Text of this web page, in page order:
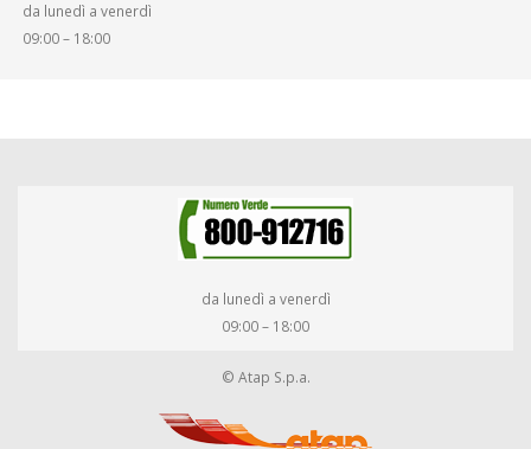
da lunedì a venerdì
09:00 – 18:00
da lunedì a venerdì
09:00 – 18:00
© Atap S.p.a.